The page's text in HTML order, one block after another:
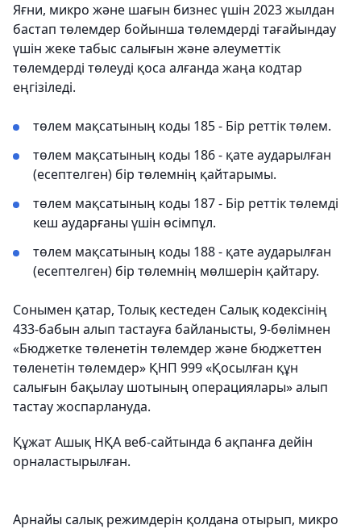
Яғни, микро және шағын бизнес үшін 2023 жылдан
бастап төлемдер бойынша төлемдерді тағайындау
үшін жеке табыс салығын және әлеуметтік
төлемдерді төлеуді қоса алғанда жаңа кодтар
еңгізіледі.
төлем мақсатының коды 185 - Бір реттік төлем.
төлем мақсатының коды 186 - қате аударылған
(есептелген) бір төлемнің қайтарымы.
төлем мақсатының коды 187 - Бір реттік төлемді
кеш аударғаны үшін өсімпұл.
төлем мақсатының коды 188 - қате аударылған
(есептелген) бір төлемнің мөлшерін қайтару.
Сонымен қатар, Толық кестеден Салық кодексінің
433-бабын алып тастауға байланысты, 9-бөлімнен
«Бюджетке төленетін төлемдер және бюджеттен
төленетін төлемдер» ҚНП 999 «Қосылған құн
салығын бақылау шотының операциялары» алып
тастау жоспарлануда.
Құжат Ашық НҚА веб-сайтында 6 ақпанға дейін
орналастырылған.
Арнайы салық режимдерін қолдана отырып, микро